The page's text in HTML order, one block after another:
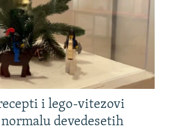
i lego-vitezovi
devedesetih